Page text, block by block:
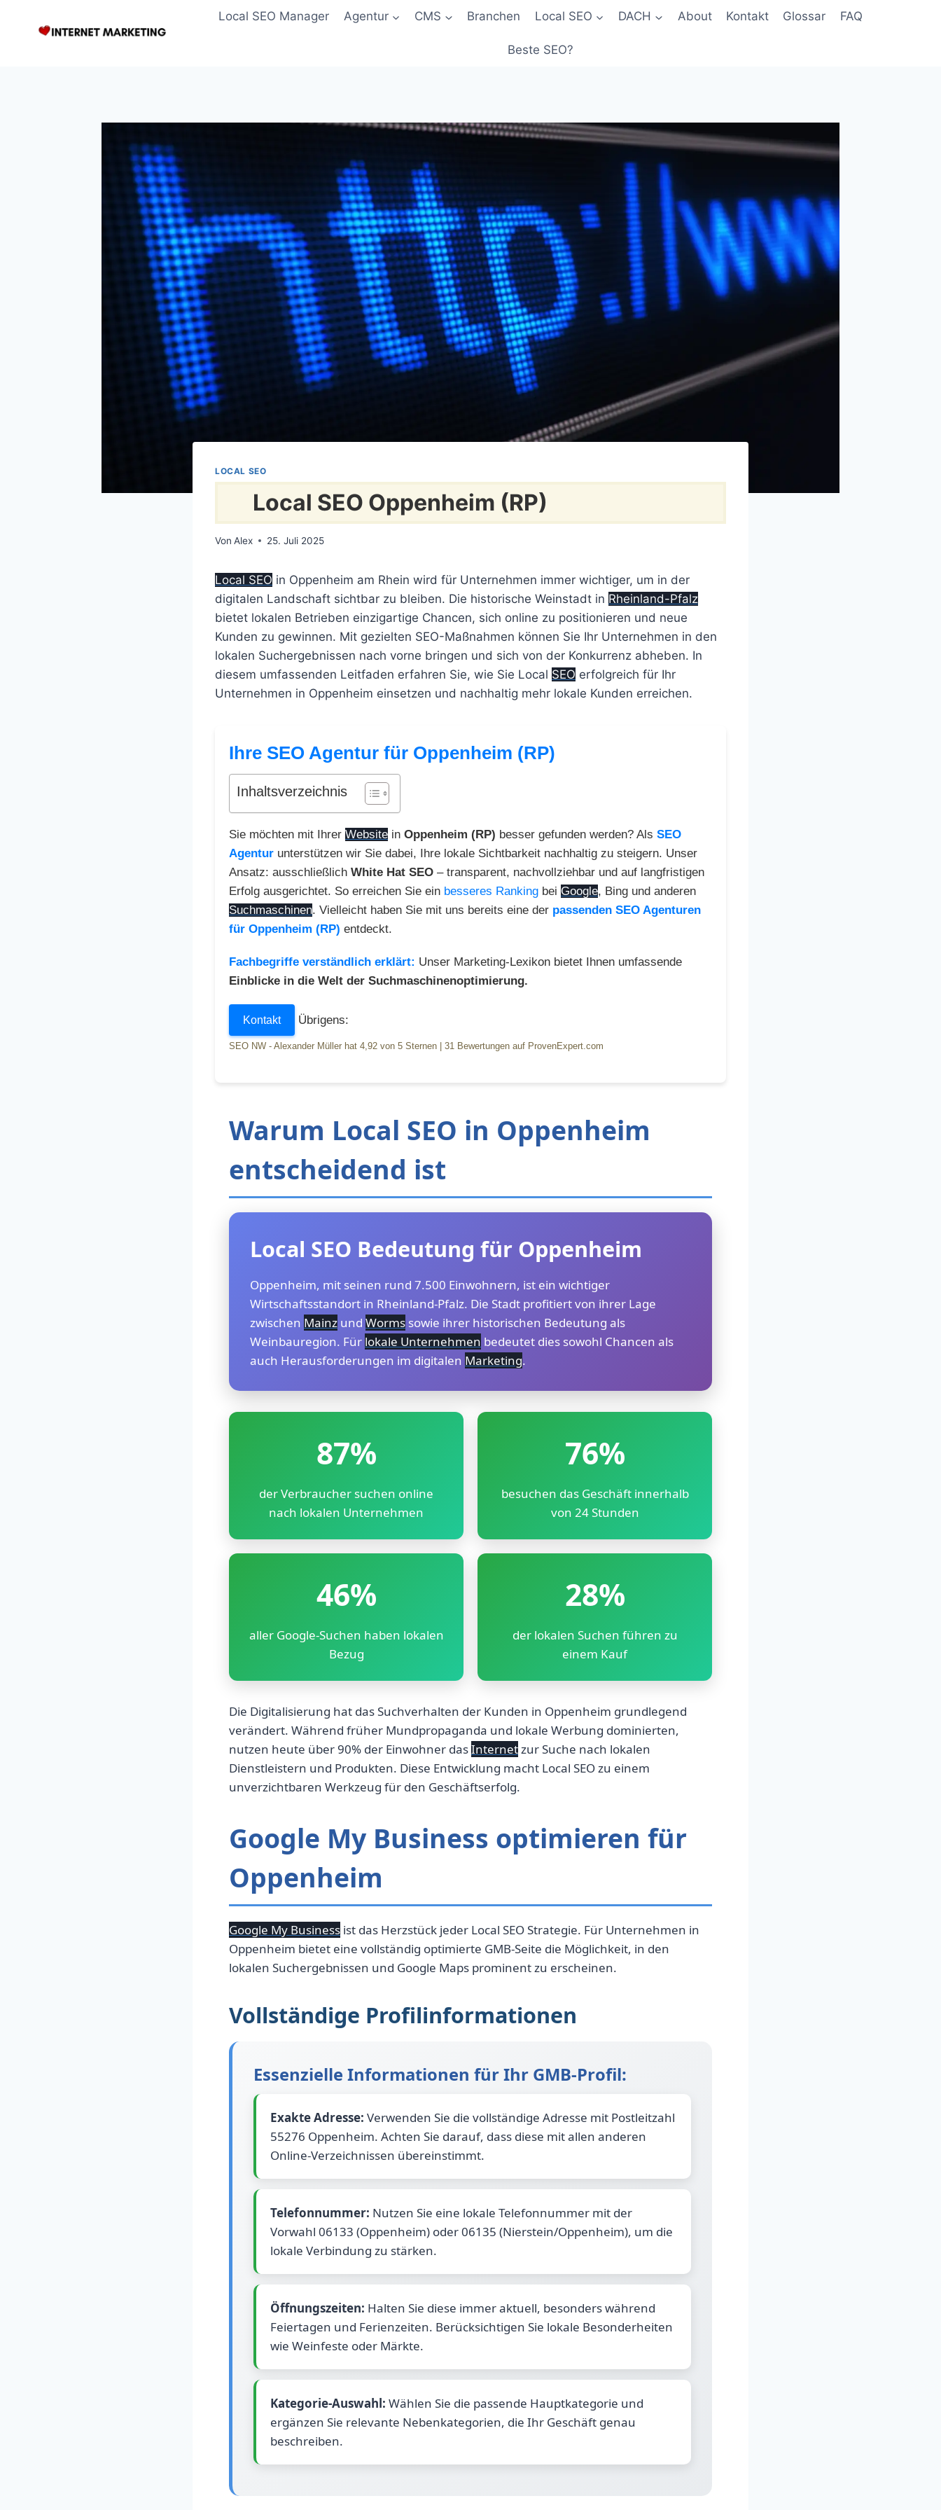
Local SEO Manager Agentur CMS Branchen Local SEO DACH About Kontakt Glossar FAQ
Beste SEO?
LOCAL SEO
Local SEO Oppenheim (RP)
Von Alex 25. Juli 2025
Local SEO in Oppenheim am Rhein wird für Unternehmen immer wichtiger, um in der
digitalen Landschaft sichtbar zu bleiben. Die historische Weinstadt in Rheinland-Pfalz
bietet lokalen Betrieben einzigartige Chancen, sich online zu positionieren und neue
Kunden zu gewinnen. Mit gezielten SEO-Maßnahmen können Sie Ihr Unternehmen in den
lokalen Suchergebnissen nach vorne bringen und sich von der Konkurrenz abheben. In
diesem umfassenden Leitfaden erfahren Sie, wie Sie Local SEO erfolgreich für Ihr
Unternehmen in Oppenheim einsetzen und nachhaltig mehr lokale Kunden erreichen.
Ihre SEO Agentur für Oppenheim (RP)
Inhaltsverzeichnis
Sie möchten mit Ihrer Website in Oppenheim (RP) besser gefunden werden? Als SEO
Agentur unterstützen wir Sie dabei, Ihre lokale Sichtbarkeit nachhaltig zu steigern. Unser
Ansatz: ausschließlich White Hat SEO – transparent, nachvollziehbar und auf langfristigen
Erfolg ausgerichtet. So erreichen Sie ein besseres Ranking bei Google, Bing und anderen
Suchmaschinen. Vielleicht haben Sie mit uns bereits eine der passenden SEO Agenturen
für Oppenheim (RP) entdeckt.
Fachbegriffe verständlich erklärt: Unser Marketing-Lexikon bietet Ihnen umfassende
Einblicke in die Welt der Suchmaschinenoptimierung.
Kontakt Übrigens:
SEO NW - Alexander Müller hat 4,92 von 5 Sternen | 31 Bewertungen auf ProvenExpert.com
Warum Local SEO in Oppenheim
entscheidend ist
Local SEO Bedeutung für Oppenheim
Oppenheim, mit seinen rund 7.500 Einwohnern, ist ein wichtiger
Wirtschaftsstandort in Rheinland-Pfalz. Die Stadt profitiert von ihrer Lage
zwischen Mainz und Worms sowie ihrer historischen Bedeutung als
Weinbauregion. Für lokale Unternehmen bedeutet dies sowohl Chancen als
auch Herausforderungen im digitalen Marketing.
87%
der Verbraucher suchen online
nach lokalen Unternehmen
76%
besuchen das Geschäft innerhalb
von 24 Stunden
46%
aller Google-Suchen haben lokalen
Bezug
28%
der lokalen Suchen führen zu
einem Kauf
Die Digitalisierung hat das Suchverhalten der Kunden in Oppenheim grundlegend
verändert. Während früher Mundpropaganda und lokale Werbung dominierten,
nutzen heute über 90% der Einwohner dasInternet zur Suche nach lokalen
Dienstleistern und Produkten. Diese Entwicklung macht Local SEO zu einem
unverzichtbaren Werkzeug für den Geschäftserfolg.
Google My Business optimieren für
Oppenheim
Google My Business ist das Herzstück jeder Local SEO Strategie. Für Unternehmen in
Oppenheim bietet eine vollständig optimierte GMB-Seite die Möglichkeit, in den
lokalen Suchergebnissen und Google Maps prominent zu erscheinen.
Vollständige Profilinformationen
Essenzielle Informationen für Ihr GMB-Profil:
Exakte Adresse: Verwenden Sie die vollständige Adresse mit Postleitzahl
55276 Oppenheim. Achten Sie darauf, dass diese mit allen anderen
Online-Verzeichnissen übereinstimmt.
Telefonnummer: Nutzen Sie eine lokale Telefonnummer mit der
Vorwahl 06133 (Oppenheim) oder 06135 (Nierstein/Oppenheim), um die
lokale Verbindung zu stärken.
Öffnungszeiten: Halten Sie diese immer aktuell, besonders während
Feiertagen und Ferienzeiten. Berücksichtigen Sie lokale Besonderheiten
wie Weinfeste oder Märkte.
Kategorie-Auswahl: Wählen Sie die passende Hauptkategorie und
ergänzen Sie relevante Nebenkategorien, die Ihr Geschäft genau
beschreiben.